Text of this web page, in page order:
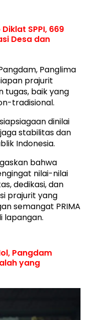
SPPI, 669
Desa dan
Panglima
prajurit
tugas, baik yang
tradisional.
dinilai
stabilitas dan
Indonesia.
bahwa
nilai-nilai
dedikasi, dan
prajurit yang
semangat PRIMA
lapangan.
Pangdam
yang